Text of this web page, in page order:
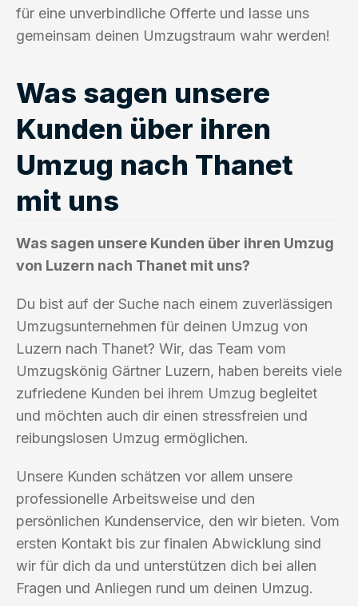
für eine unverbindliche Offerte und lasse uns
gemeinsam deinen Umzugstraum wahr werden!
Was sagen unsere
Kunden über ihren
Umzug nach Thanet
mit uns
Was sagen unsere Kunden über ihren Umzug
von Luzern nach Thanet mit uns?
Du bist auf der Suche nach einem zuverlässigen
Umzugsunternehmen für deinen Umzug von
Luzern nach Thanet? Wir, das Team vom
Umzugskönig Gärtner Luzern, haben bereits viele
zufriedene Kunden bei ihrem Umzug begleitet
und möchten auch dir einen stressfreien und
reibungslosen Umzug ermöglichen.
Unsere Kunden schätzen vor allem unsere
professionelle Arbeitsweise und den
persönlichen Kundenservice, den wir bieten. Vom
ersten Kontakt bis zur finalen Abwicklung sind
wir für dich da und unterstützen dich bei allen
Fragen und Anliegen rund um deinen Umzug.